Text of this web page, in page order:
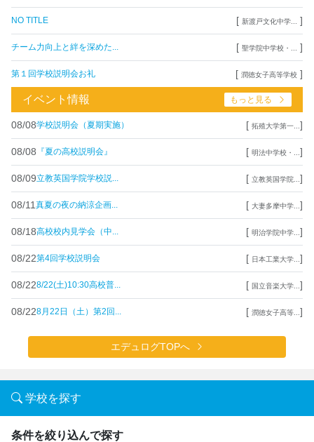
NO TITLE [ 新渡戸文化中学... ]
チーム力向上と絆を深めた... [ 聖学院中学校・... ]
第１回学校説明会お礼 [ 潤徳女子高等学校 ]
イベント情報 もっと見る
08/08学校説明会（夏期実施） [ 拓殖大学第一... ]
08/08 『夏の高校説明会』 [ 明法中学校・... ]
08/09立教英国学院学校説... [ 立教英国学院... ]
08/11 真夏の夜の納涼企画... [ 大妻多摩中学... ]
08/18高校校内見学会（中... [ 明治学院中学... ]
08/22第4回学校説明会 [ 日本工業大学... ]
08/228/22(土)10:30高校普... [ 国立音楽大学... ]
08/228月22日（土）第2回... [ 潤徳女子高等... ]
エデュログTOPへ
学校を探す
条件を絞り込んで探す